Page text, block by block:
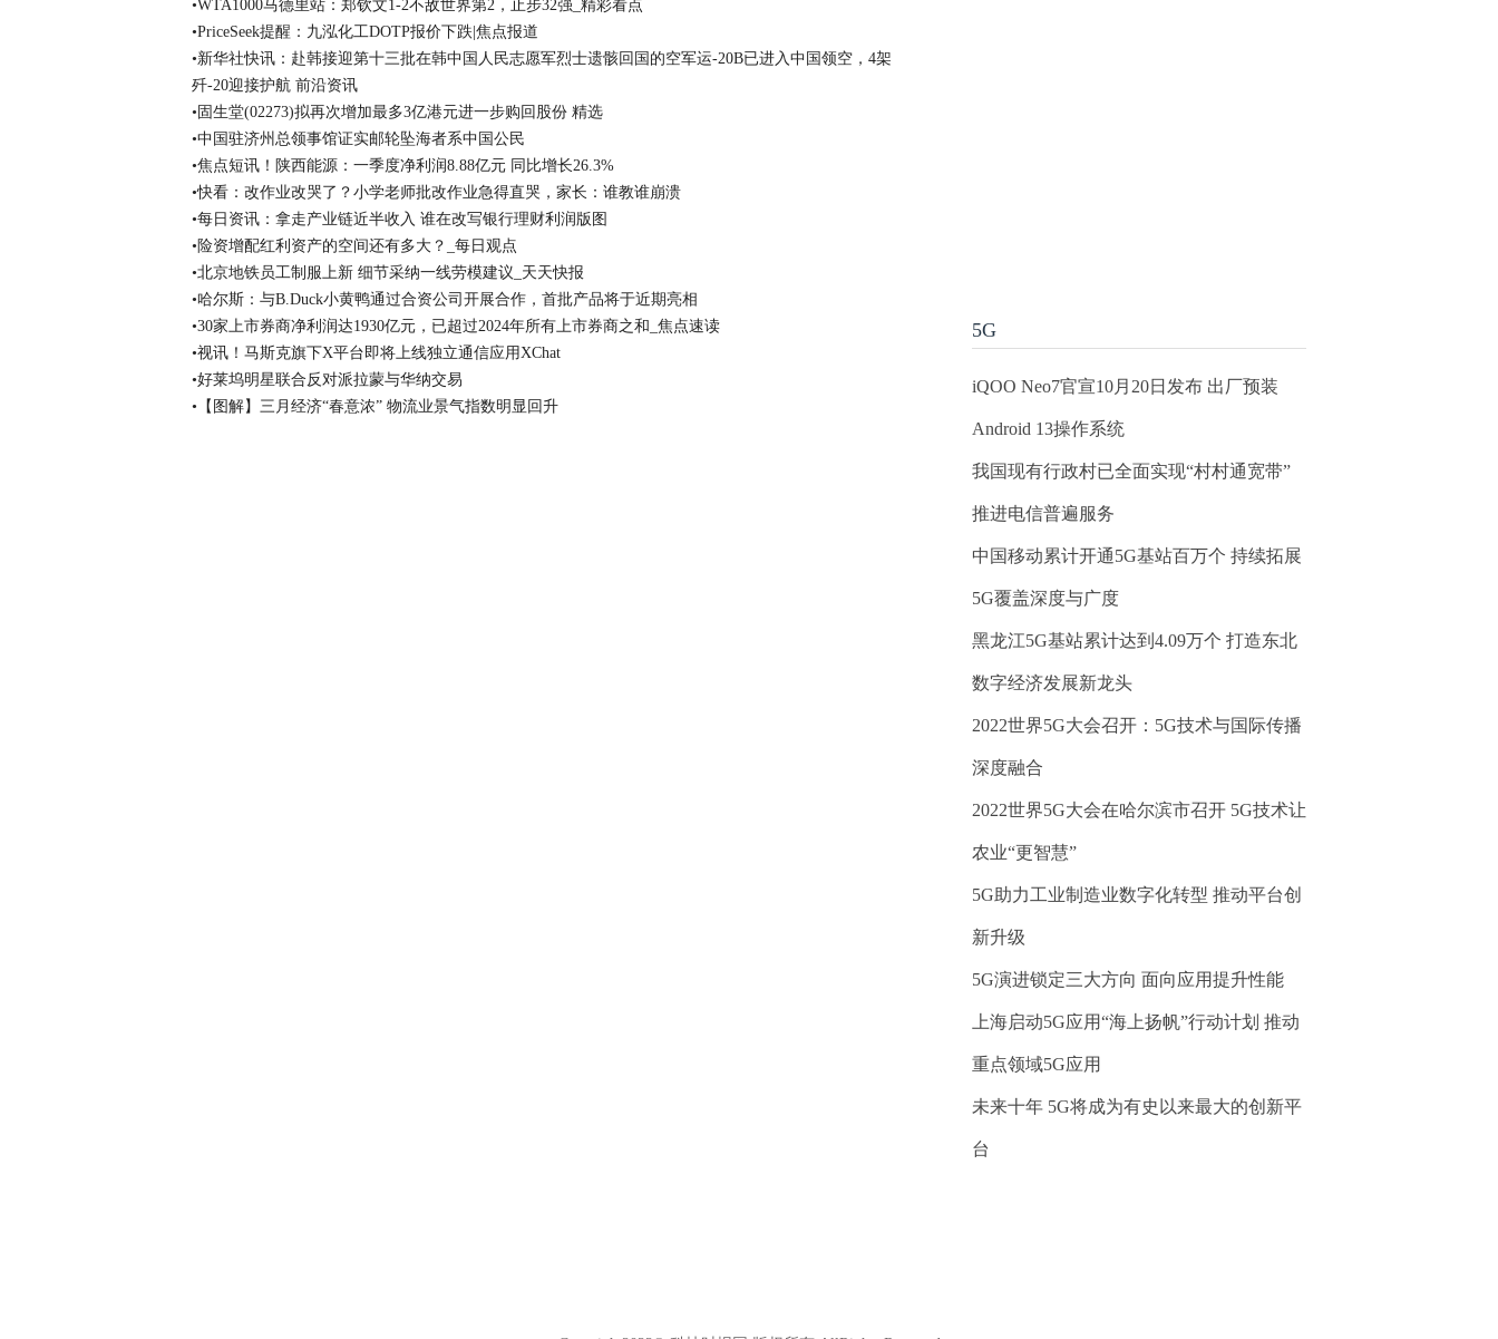
•WTA1000马德里站：郑钦文1-2不敌世界第2，止步32强_精彩看点
•PriceSeek提醒：九泓化工DOTP报价下跌|焦点报道
•新华社快讯：赴韩接迎第十三批在韩中国人民志愿军烈士遗骸回国的空军运-20B已进入中国领空，4架
歼-20迎接护航 前沿资讯
•固生堂(02273)拟再次增加最多3亿港元进一步购回股份 精选
•中国驻济州总领事馆证实邮轮坠海者系中国公民
•焦点短讯！陕西能源：一季度净利润8.88亿元 同比增长26.3%
•快看：改作业改哭了？小学老师批改作业急得直哭，家长：谁教谁崩溃
•每日资讯：拿走产业链近半收入 谁在改写银行理财利润版图
•险资增配红利资产的空间还有多大？_每日观点
•北京地铁员工制服上新 细节采纳一线劳模建议_天天快报
•哈尔斯：与B.Duck小黄鸭通过合资公司开展合作，首批产品将于近期亮相
•30家上市券商净利润达1930亿元，已超过2024年所有上市券商之和_焦点速读
•视讯！马斯克旗下X平台即将上线独立通信应用XChat
•好莱坞明星联合反对派拉蒙与华纳交易
•【图解】三月经济“春意浓” 物流业景气指数明显回升
5G
iQOO Neo7官宣10月20日发布 出厂预装
Android 13操作系统
我国现有行政村已全面实现“村村通宽带”
推进电信普遍服务
中国移动累计开通5G基站百万个 持续拓展
5G覆盖深度与广度
黑龙江5G基站累计达到4.09万个 打造东北
数字经济发展新龙头
2022世界5G大会召开：5G技术与国际传播
深度融合
2022世界5G大会在哈尔滨市召开 5G技术让
农业“更智慧”
5G助力工业制造业数字化转型 推动平台创
新升级
5G演进锁定三大方向 面向应用提升性能
上海启动5G应用“海上扬帆”行动计划 推动
重点领域5G应用
未来十年 5G将成为有史以来最大的创新平
台